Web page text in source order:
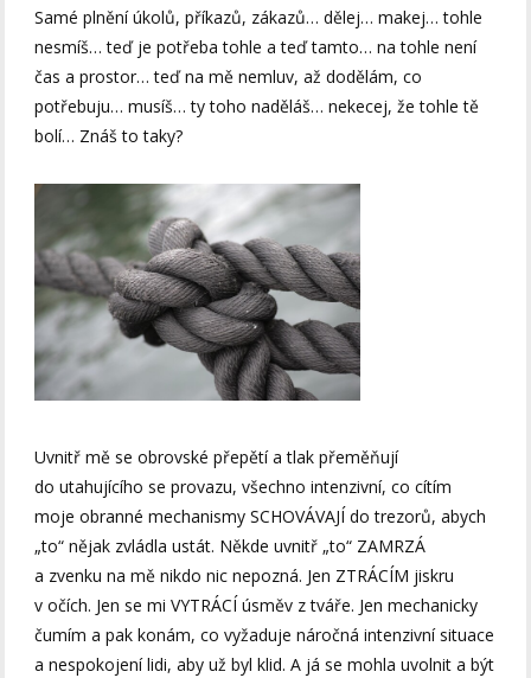
Samé plnění úkolů, příkazů, zákazů… dělej… makej… tohle
nesmíš… teď je potřeba tohle a teď tamto… na tohle není
čas a prostor… teď na mě nemluv, až dodělám, co
potřebuju… musíš… ty toho naděláš… nekecej, že tohle tě
bolí… Znáš to taky?
Uvnitř mě se obrovské přepětí a tlak přeměňují
do utahujícího se provazu, všechno intenzivní, co cítím
moje obranné mechanismy SCHOVÁVAJÍ do trezorů, abych
„to“ nějak zvládla ustát. Někde uvnitř „to“ ZAMRZÁ
a zvenku na mě nikdo nic nepozná. Jen ZTRÁCÍM jiskru
v očích. Jen se mi VYTRÁCÍ úsměv z tváře. Jen mechanicky
čumím a pak konám, co vyžaduje náročná intenzivní situace
a nespokojení lidi, aby už byl klid. A já se mohla uvolnit a být